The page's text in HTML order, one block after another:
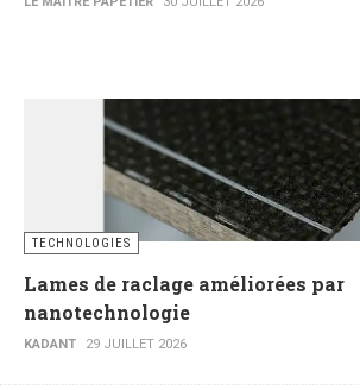
TECHNOLOGIES
Lames de raclage améliorées par
nanotechnologie
KADANT 29 JUILLET 2026